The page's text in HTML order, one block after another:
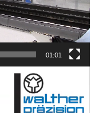
01:01